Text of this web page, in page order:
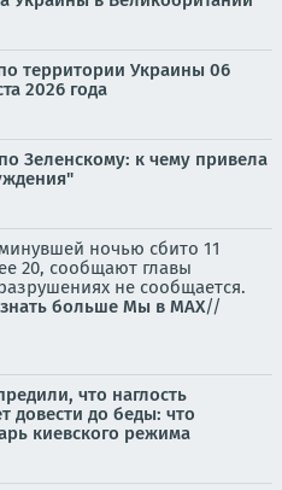
территории Украины 06
2026 года
Зеленскому: к чему привела
ночью сбито 11
20, сообщают главы
не сообщается.
больше Мы в MAX//
что наглость
довести до беды: что
киевского режима